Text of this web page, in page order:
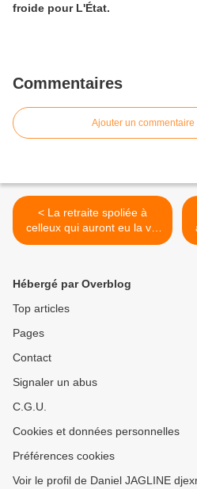
froide pour L'État.
Commentaires
Ajouter un commentaire
< La retraite spoliée à
celleux qui auront eu la vie
et les conditions les plus
vie à la gagner, vive le
Hébergé par Overblog
Top articles
Pages
Contact
Signaler un abus
C.G.U.
Cookies et données personnelles
Préférences cookies
Voir le profil de Daniel JAGLINE